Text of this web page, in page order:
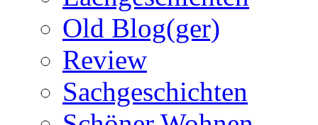
Old Blog(ger)
Review
Sachgeschichten